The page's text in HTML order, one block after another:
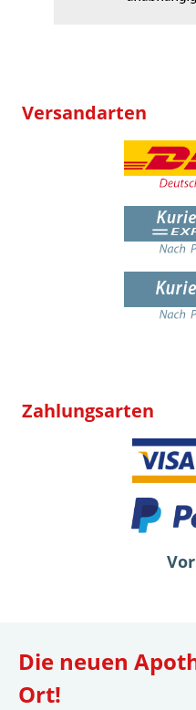
Versandarten
Zahlungsarten
Die neuen
Ort!